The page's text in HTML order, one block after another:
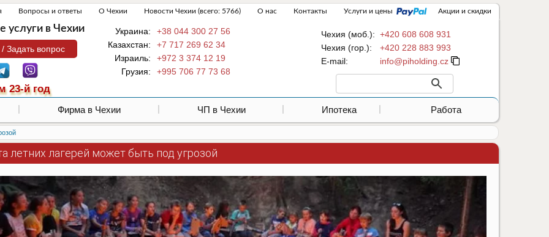
Вопросы и ответы О Чехии Новости Чехии (всего: 5766) О нас Контакты Услуги и цены Акции и скидки
Задать вопрос
23-й год
услуги в Чехии Чехия (моб.): +420 608 608 931
Чехия (гор.):
+420 228 883 993
Е-mail:
Украина:
+38 044 300 27 56
Казахстан:
+7 717 269 62 34
Израиль:
+972 3 374 12 19
Грузия:
+995 706 77 73 68
Фирма в Чехии ЧП в Чехии Ипотека Работа
летних лагерей может быть под угрозой